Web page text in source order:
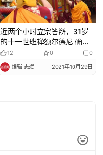
近两个小时立宗答辩，31岁
的十一世班禅额尔德尼·确吉
杰布获得藏传佛教格鲁派显
宗最高学位“嘎钦”
12 0 0
编辑 志斌 2021年10月29日